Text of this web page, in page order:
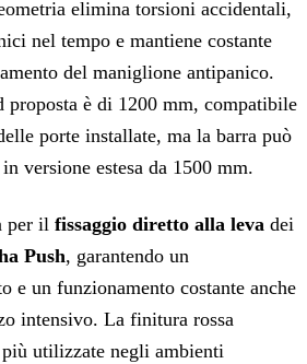
elimina torsioni accidentali,
nel tempo e mantiene costante
del maniglione antipanico.
proposta è di 1200 mm, compatibile
porte installate, ma la barra può
versione estesa da 1500 mm.
per il fissaggio diretto alla leva dei
Push, garantendo un
e un funzionamento costante anche
intensivo. La finitura rossa
utilizzate negli ambienti